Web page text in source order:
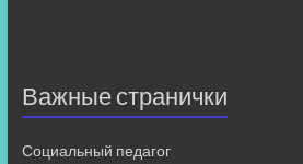
Важные странички
Социальный педагог